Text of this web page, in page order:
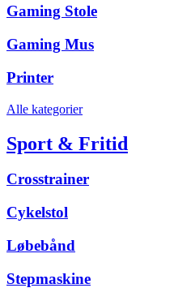
Gaming Stole
Gaming Mus
Printer
Alle kategorier
Sport & Fritid
Crosstrainer
Cykelstol
Løbebånd
Stepmaskine